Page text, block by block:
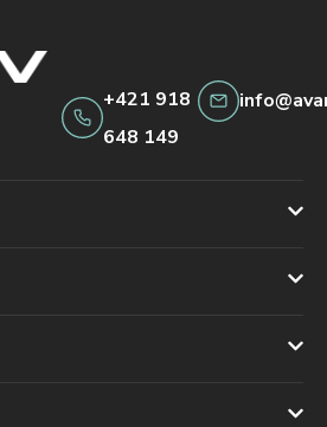
+421 918
648 149